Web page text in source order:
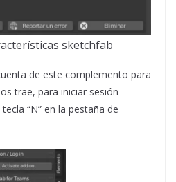
sketchfab
de este complemento para
trae, para iniciar sesión
“N” en la pestaña de